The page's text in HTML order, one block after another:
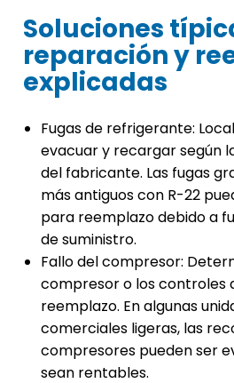
Soluciones
reparación y
explicadas
Fugas de refrigerante:
evacuar y recargar según
del fabricante. Las fugas
más antiguos con R-22
para reemplazo debido a
de suministro.
Fallo del compresor:
compresor o los controles
reemplazo. En algunas
comerciales ligeras, las
compresores pueden ser
sean rentables.